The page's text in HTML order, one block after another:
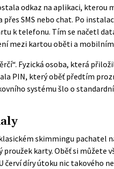
odkaz na aplikaci, kterou
SMS nebo chat. Po
k telefonu. Tím se načetl
mezi kartou oběti a
Fyzická osoba, která
PIN, který oběť předtím
systému šlo o
skimmingu pachatel
karty. Oběť si můžete
červí díry útoku nic takového